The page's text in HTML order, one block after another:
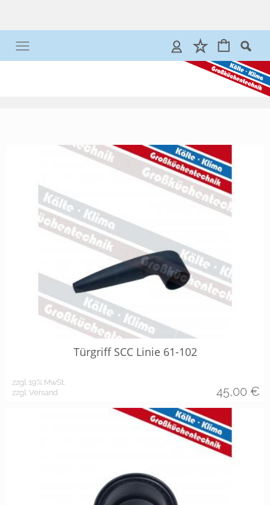
Anmelden
Merkliste
Türgriff SCC Linie 61-102
zzgl. 19% MwSt.
zzgl. Versand
45,00 €